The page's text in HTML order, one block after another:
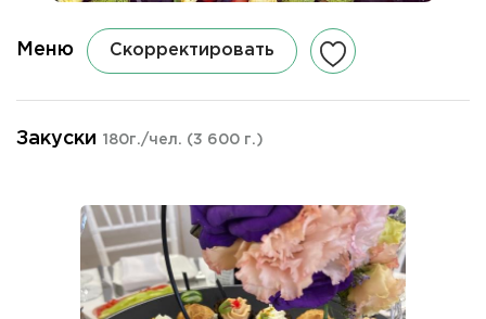
Меню Скорректировать
Закуски 180г./чел. (3 600 г.)